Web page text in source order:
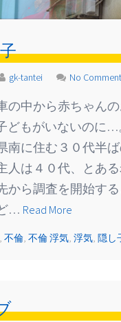
gk-tantei No
の中から赤ちゃん
どもがいないのに…
南に住む３０代半
は４０代、とある
から調査を開始す
… Read More
, 不倫, 不倫 浮気, 浮気, 隠し